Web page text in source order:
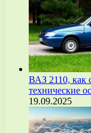
ВАЗ 2110, как
технические
19.09.2025